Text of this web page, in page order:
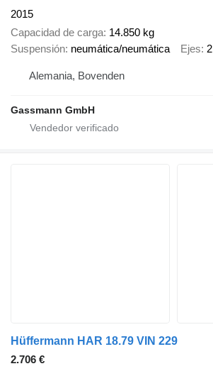
2015
Capacidad de carga 14.850 kg
Suspensión neumática/neumática Ejes 2
Alemania, Bovenden
Gassmann GmbH
Hüffermann HAR 18.79 VIN 229
2.706 €